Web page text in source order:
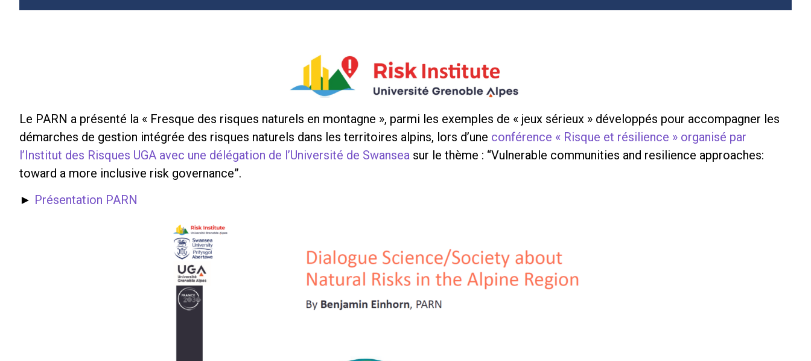
Le PARN a présenté la « Fresque des risques naturels en montagne », parmi les exemples de « jeux sérieux » développés pour accompagner les
démarches de gestion intégrée des risques naturels dans les territoires alpins, lors d’une conférence « Risque et résilience » organisé par
l’Institut des Risques UGA avec une délégation de l’Université de Swansea sur le thème : “Vulnerable communities and resilience approaches:
toward a more inclusive risk governance”.
► Présentation PARN